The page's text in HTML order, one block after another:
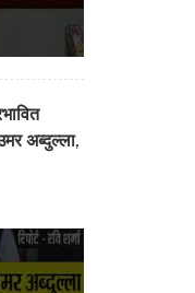
अब्दुल्ला,